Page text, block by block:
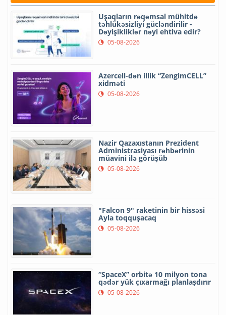
Uşaqların rəqəmsal mühitdə
təhlükəsizliyi gücləndirilir -
Dəyişikliklər nəyi ehtiva edir?
05-08-2026
Azercell-dən illik “ZengimCELL”
xidməti
05-08-2026
Nazir Qazaxıstanın Prezident
Administrasiyası rəhbərinin
müavini ilə görüşüb
05-08-2026
"Falcon 9" raketinin bir hissəsi
Ayla toqquşacaq
05-08-2026
“SpaceX” orbitə 10 milyon tona
qədər yük çıxarmağı planlaşdırır
05-08-2026